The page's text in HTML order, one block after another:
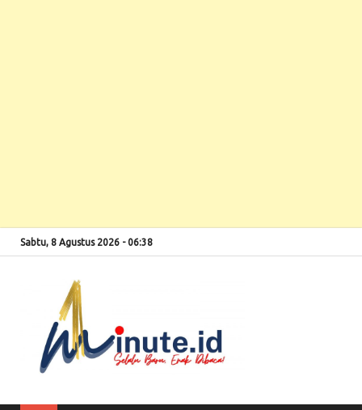
Sabtu, 8 Agustus 2026 - 06:38